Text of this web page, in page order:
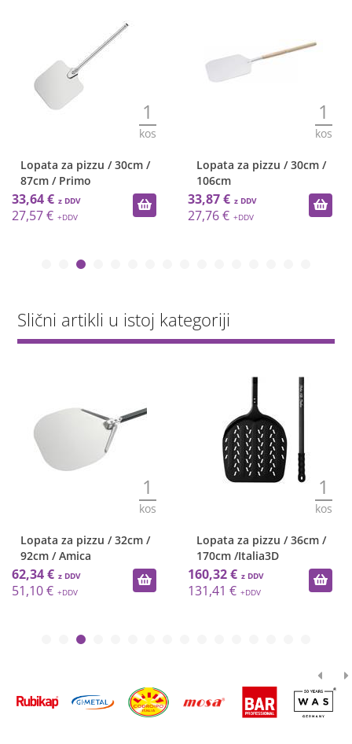
1
kos
Lopata za pizzu / 30cm /
87cm / Primo
33,64 €
27,57 €
1
kos
Lopata za pizzu / 30cm /
106cm
33,87 €
27,76 €
Slični artikli u istoj kategoriji
1
kos
Lopata za pizzu / 32cm /
92cm / Amica
62,34 €
51,10 €
1
kos
Lopata za pizzu / 36cm /
170cm /Italia3D
160,32 €
131,41 €